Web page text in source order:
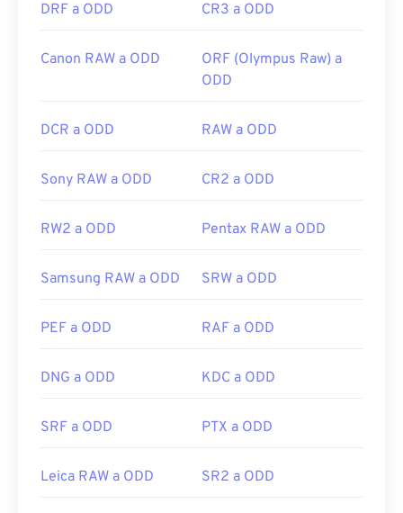
DRF a ODD CR3 a ODD
Canon RAW a ODD
ORF (Olympus Raw) a
ODD
DCR a ODD RAW a ODD
Sony RAW a ODD CR2 a ODD
RW2 a ODD Pentax RAW a ODD
Samsung RAW a ODD SRW a ODD
PEF a ODD RAF a ODD
DNG a ODD KDC a ODD
SRF a ODD PTX a ODD
Leica RAW a ODD SR2 a ODD